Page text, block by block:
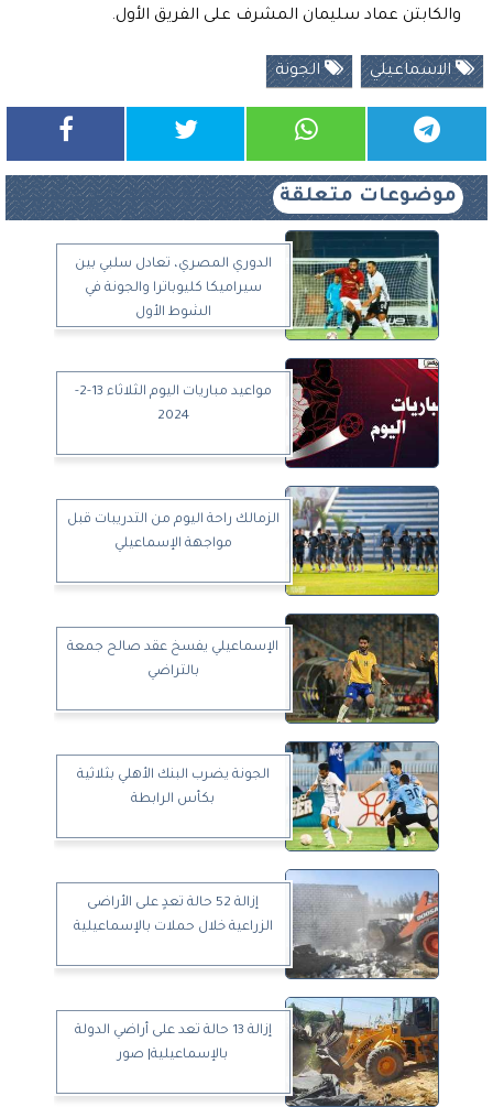
والكابتن عماد سليمان المشرف على الفريق الأول.
الاسماعيلي الجونة
موضوعات متعلقة
الدوري المصري، تعادل سلبي بين
سيراميكا كليوباترا والجونة في
الشوط الأول
مواعيد مباريات اليوم الثلاثاء 13-2-
2024
الزمالك راحة اليوم من التدريبات قبل
مواجهة الإسماعيلي
الإسماعيلي يفسخ عقد صالح جمعة
بالتراضي
الجونة يضرب البنك الأهلي بثلاثية
بكأس الرابطة
إزالة 52 حالة تعدٍ على الأراضى
الزراعية خلال حملات بالإسماعيلية
إزالة 13 حالة تعد على أراضي الدولة
بالإسماعيلية| صور